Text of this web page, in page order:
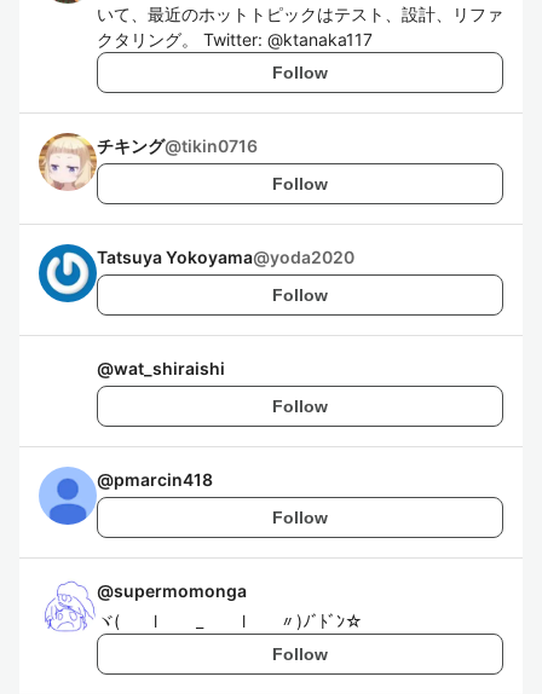
いて、最近のホットトピックはテスト、設計、リファ
クタリング。 Twitter: @ktanaka117
Follow
チキング@tikin0716
Follow
Tatsuya Yokoyama@yoda2020
Follow
@wat_shiraishi
Follow
@pmarcin418
Follow
@supermomonga
ヾ( l _ l 〃)ﾉﾞﾄﾞﾝ☆
Follow